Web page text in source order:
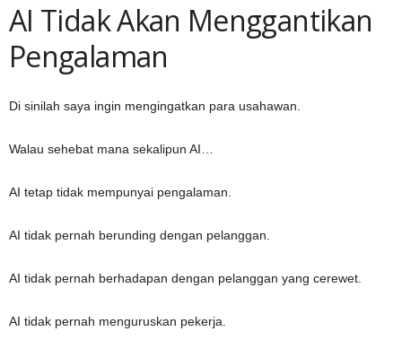
AI Tidak Akan Menggantikan
Pengalaman
Di sinilah saya ingin mengingatkan para usahawan.
Walau sehebat mana sekalipun AI…
AI tetap tidak mempunyai pengalaman.
AI tidak pernah berunding dengan pelanggan.
AI tidak pernah berhadapan dengan pelanggan yang cerewet.
AI tidak pernah menguruskan pekerja.